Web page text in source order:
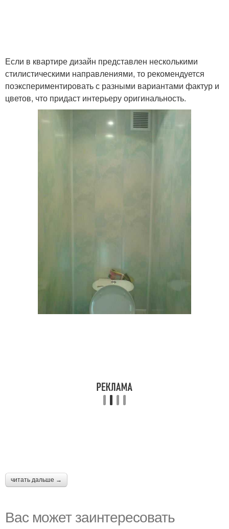
Если в квартире дизайн представлен несколькими
стилистическими направлениями, то рекомендуется
поэкспериментировать с разными вариантами фактур и
цветов, что придаст интерьеру оригинальность.
читать дальше →
Вас может заинтересовать